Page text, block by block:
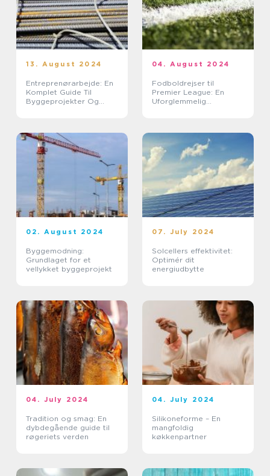
13. August 2024
Entreprenørarbejde: En
Komplet Guide Til
Byggeprojekter Og
04. August 2024
Fodboldrejser til
Premier League: En
Uforglemmelig
02. August 2024
Byggemodning:
Grundlaget for et
vellykket byggeprojekt
07. July 2024
Solcellers effektivitet:
Optimér dit
energiudbytte
04. July 2024
Tradition og smag: En
dybdegående guide til
røgeriets verden
04. July 2024
Silikoneforme – En
mangfoldig
køkkenpartner